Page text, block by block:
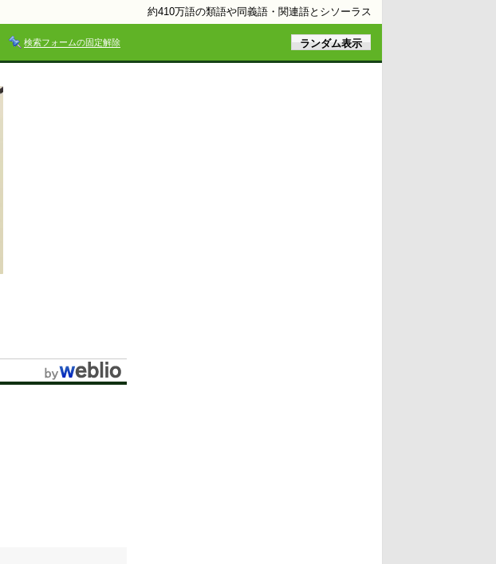
約410万語の類語や同義語・関連語とシソーラス
検索フォームの固定解除